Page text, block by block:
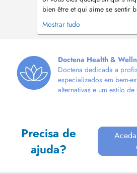
bien être et qui aime se sentir
voulez vous détendre de façon
une longue journée de travail;
mains. Je peux a...
Mostrar tudo
Doctena Health &
Doctena dedicada a
especializados em bem-
alternativas e um estilo
Precisa de
ajuda?